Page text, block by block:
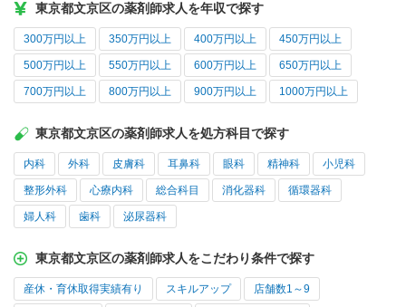
東京都文京区の薬剤師求人を年収で探す
300万円以上 350万円以上 400万円以上 450万円以上
500万円以上 550万円以上 600万円以上 650万円以上
700万円以上 800万円以上 900万円以上 1000万円以上
東京都文京区の薬剤師求人を処方科目で探す
内科 外科 皮膚科 耳鼻科 眼科 精神科 小児科
整形外科 心療内科 総合科目 消化器科 循環器科
婦人科 歯科 泌尿器科
東京都文京区の薬剤師求人をこだわり条件で探す
産休・育休取得実績有り スキルアップ 店舗数1～9